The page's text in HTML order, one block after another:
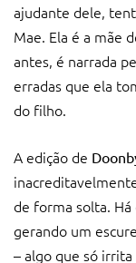
ajudante dele,
Mae. Ela é a mãe
antes, é narrada
erradas que ela
do filho.
A edição de
de forma solta.
gerando um
– algo que só